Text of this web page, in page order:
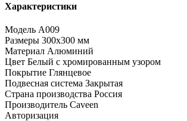
Характеристики
Модель А009
Размеры 300x300 мм
Материал Алюминий
Цвет Белый с хромированным узором
Покрытие Глянцевое
Подвесная система Закрытая
Страна производства Россия
Производитель Caveen
Авторизация